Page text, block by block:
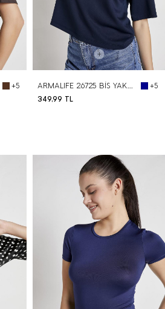
+5
BEDEN SEÇ
ARMALIFE 26725 BİS YAKA SOFT PREMIUM KADIN T-SHIRT
+5
349,99 TL